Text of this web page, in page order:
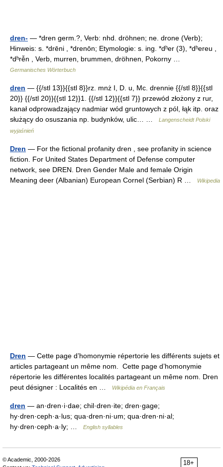
dren- — *dren germ.?, Verb: nhd. dröhnen; ne. drone (Verb);
Hinweis: s. *drēni , *drenōn; Etymologie: s. ing. *dʰer (3), *dʰereu ,
*dʰrē̆n , Verb, murren, brummen, dröhnen, Pokorny …
Germanisches Wörterbuch
dren — {{/stl 13}}{{stl 8}}rz. mnż I, D. u, Mc. drennie {{/stl 8}}{{stl
20}} {{/stl 20}}{{stl 12}}1. {{/stl 12}}{{stl 7}} przewód złożony z rur,
kanał odprowadzający nadmiar wód gruntowych z pól, łąk itp. oraz
służący do osuszania np. budynków, ulic… …
Langenscheidt Polski
wyjaśnień
Dren — For the fictional profanity dren , see profanity in science
fiction. For United States Department of Defense computer
network, see DREN. Dren Gender Male and female Origin
Meaning deer (Albanian) European Cornel (Serbian) R …
Wikipedia
Dren — Cette page d’homonymie répertorie les différents sujets et
articles partageant un même nom. Cette page d’homonymie
répertorie les différentes localités partageant un même nom. Dren
peut désigner : Localités en …
Wikipédia en Français
dren — an·dren·i·dae; chil·dren·ite; dren·gage;
hy·dren·ceph·a·lus; qua·dren·ni·um; qua·dren·ni·al;
hy·dren·ceph·a·ly; …
English syllables
18+
© Academic, 2000-2026